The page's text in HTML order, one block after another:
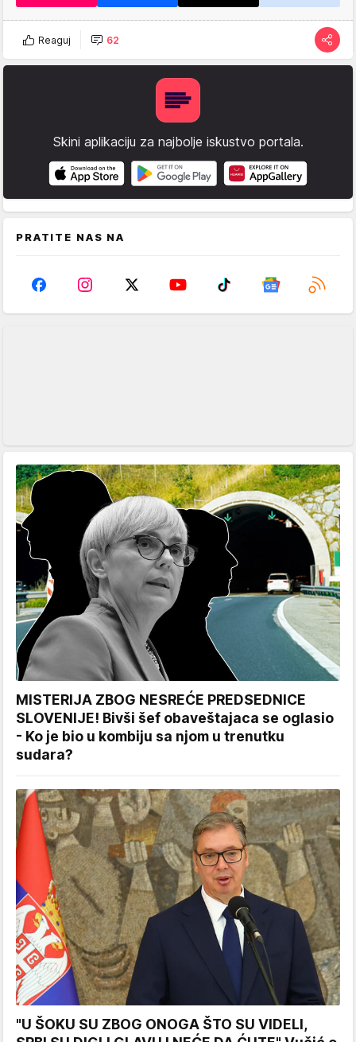
Reaguj 62
Skini aplikaciju za najbolje iskustvo portala.
PRATITE NAS NA
MISTERIJA ZBOG NESREĆE PREDSEDNICE
SLOVENIJE! Bivši šef obaveštajaca se oglasio
- Ko je bio u kombiju sa njom u trenutku
sudara?
"U ŠOKU SU ZBOG ONOGA ŠTO SU VIDELI,